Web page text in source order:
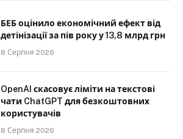
БЕБ оцінило економічний ефект від
детінізації за пів року у 13,8 млрд грн
8 Серпня 2026
OpenAI скасовує ліміти на текстові
чати ChatGPT для безкоштовних
користувачів
8 Серпня 2026